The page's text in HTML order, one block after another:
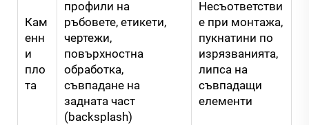
Кам
енн
и
пло
та
профили на
ръбовете, етикети,
чертежи,
повърхностна
обработка,
съвпадане на
задната част
(backsplash)
Несъответстви
е при монтажа,
пукнатини по
изрязванията,
липса на
съвпадащи
елементи